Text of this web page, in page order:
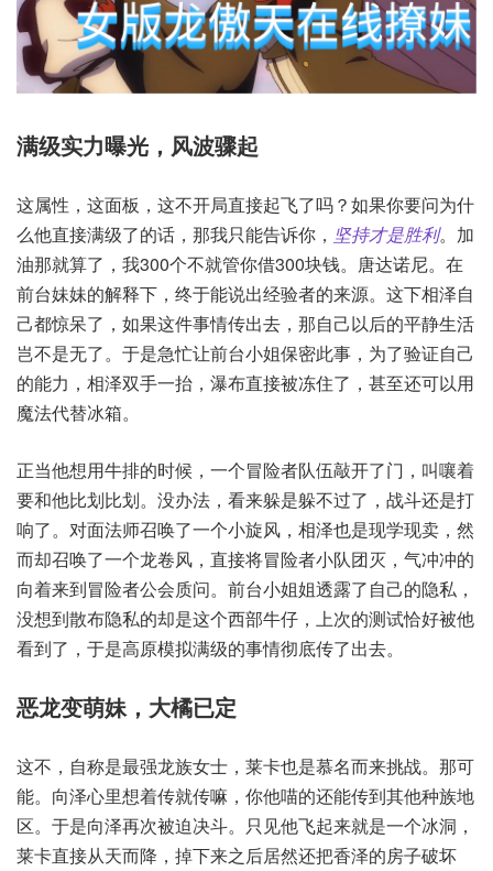
满级实力曝光，风波骤起
这属性，这面板，这不开局直接起飞了吗？如果你要问为什
么他直接满级了的话，那我只能告诉你， 坚持才是胜利。加
油那就算了，我300个不就管你借300块钱。唐达诺尼。在
前台妹妹的解释下，终于能说出经验者的来源。这下相泽自
己都惊呆了，如果这件事情传出去，那自己以后的平静生活
岂不是无了。于是急忙让前台小姐保密此事，为了验证自己
的能力，相泽双手一抬，瀑布直接被冻住了，甚至还可以用
魔法代替冰箱。
正当他想用牛排的时候，一个冒险者队伍敲开了门，叫嚷着
要和他比划比划。没办法，看来躲是躲不过了，战斗还是打
响了。对面法师召唤了一个小旋风，相泽也是现学现卖，然
而却召唤了一个龙卷风，直接将冒险者小队团灭，气冲冲的
向着来到冒险者公会质问。前台小姐姐透露了自己的隐私，
没想到散布隐私的却是这个西部牛仔，上次的测试恰好被他
看到了，于是高原模拟满级的事情彻底传了出去。
恶龙变萌妹，大橘已定
这不，自称是最强龙族女士，莱卡也是慕名而来挑战。那可
能。向泽心里想着传就传嘛，你他喵的还能传到其他种族地
区。于是向泽再次被迫决斗。只见他飞起来就是一个冰洞，
莱卡直接从天而降，掉下来之后居然还把香泽的房子破坏